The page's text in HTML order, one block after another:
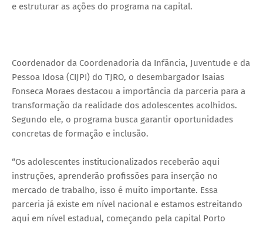
e estruturar as ações do programa na capital.
Coordenador da Coordenadoria da Infância, Juventude e da
Pessoa Idosa (CIJPI) do TJRO, o desembargador Isaias
Fonseca Moraes destacou a importância da parceria para a
transformação da realidade dos adolescentes acolhidos.
Segundo ele, o programa busca garantir oportunidades
concretas de formação e inclusão.
“Os adolescentes institucionalizados receberão aqui
instruções, aprenderão profissões para inserção no
mercado de trabalho, isso é muito importante. Essa
parceria já existe em nível nacional e estamos estreitando
aqui em nível estadual, começando pela capital Porto